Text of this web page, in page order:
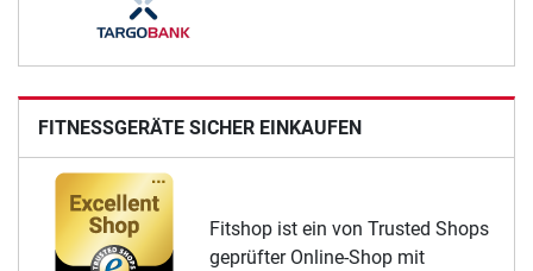
FITNESSGERÄTE SICHER EINKAUFEN
Fitshop ist ein von Trusted Shops
geprüfter Online-Shop mit